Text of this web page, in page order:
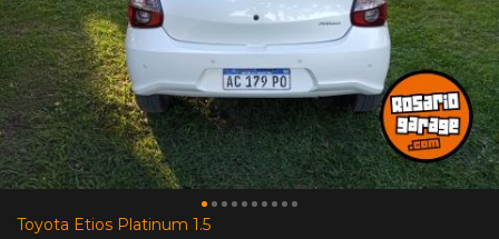
Toyota Etios Platinum 1.5